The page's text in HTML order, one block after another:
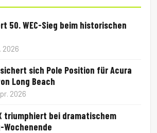
50. WEC-Sieg beim historischen
2026
sich Pole Position für Acura
Long Beach
2026
triumphiert bei dramatischem
Wochenende